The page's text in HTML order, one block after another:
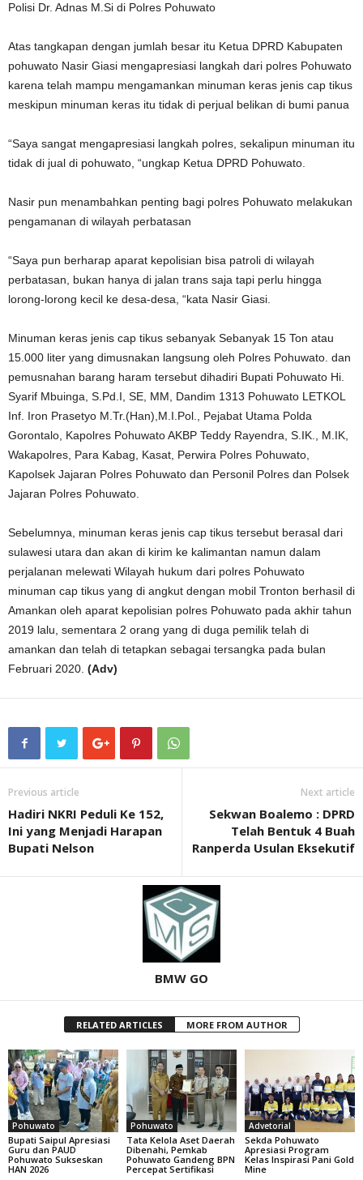
Polisi Dr. Adnas M.Si di Polres Pohuwato
Atas tangkapan dengan jumlah besar itu Ketua DPRD Kabupaten
pohuwato Nasir Giasi mengapresiasi langkah dari polres Pohuwato
karena telah mampu mengamankan minuman keras jenis cap tikus
meskipun minuman keras itu tidak di perjual belikan di bumi panua
“Saya sangat mengapresiasi langkah polres, sekalipun minuman itu
tidak di jual di pohuwato, “ungkap Ketua DPRD Pohuwato.
Nasir pun menambahkan penting bagi polres Pohuwato melakukan
pengamanan di wilayah perbatasan
“Saya pun berharap aparat kepolisian bisa patroli di wilayah
perbatasan, bukan hanya di jalan trans saja tapi perlu hingga
lorong-lorong kecil ke desa-desa, “kata Nasir Giasi.
Minuman keras jenis cap tikus sebanyak Sebanyak 15 Ton atau
15.000 liter yang dimusnakan langsung oleh Polres Pohuwato. dan
pemusnahan barang haram tersebut dihadiri Bupati Pohuwato Hi.
Syarif Mbuinga, S.Pd.I, SE, MM, Dandim 1313 Pohuwato LETKOL
Inf. Iron Prasetyo M.Tr.(Han),M.I.Pol., Pejabat Utama Polda
Gorontalo, Kapolres Pohuwato AKBP Teddy Rayendra, S.IK., M.IK,
Wakapolres, Para Kabag, Kasat, Perwira Polres Pohuwato,
Kapolsek Jajaran Polres Pohuwato dan Personil Polres dan Polsek
Jajaran Polres Pohuwato.
Sebelumnya, minuman keras jenis cap tikus tersebut berasal dari
sulawesi utara dan akan di kirim ke kalimantan namun dalam
perjalanan melewati Wilayah hukum dari polres Pohuwato
minuman cap tikus yang di angkut dengan mobil Tronton berhasil di
Amankan oleh aparat kepolisian polres Pohuwato pada akhir tahun
2019 lalu, sementara 2 orang yang di duga pemilik telah di
amankan dan telah di tetapkan sebagai tersangka pada bulan
Februari 2020. (Adv)
Previous article
Hadiri NKRI Peduli Ke 152,
Ini yang Menjadi Harapan
Bupati Nelson
Next article
Sekwan Boalemo : DPRD
Telah Bentuk 4 Buah
Ranperda Usulan Eksekutif
BMW GO
RELATED ARTICLES MORE FROM AUTHOR
Pohuwato
Bupati Saipul Apresiasi
Guru dan PAUD
Pohuwato Sukseskan
HAN 2026
Pohuwato
Tata Kelola Aset Daerah
Dibenahi, Pemkab
Pohuwato Gandeng BPN
Percepat Sertifikasi
Advetorial
Sekda Pohuwato
Apresiasi Program
Kelas Inspirasi Pani Gold
Mine